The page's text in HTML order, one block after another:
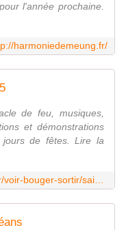
l'année prochaine.
harmoniedemeung.fr/
de feu, musiques,
et démonstrations
jours de fêtes. Lire la